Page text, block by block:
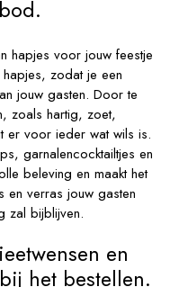
hapjes voor jouw feestje
zodat je een
jouw gasten. Door te
zoals hartig, zoet,
er voor ieder wat wils is.
garnalencocktailtjes en
beleving en maakt het
en verras jouw gasten
zal bijblijven.
en
het bestellen.